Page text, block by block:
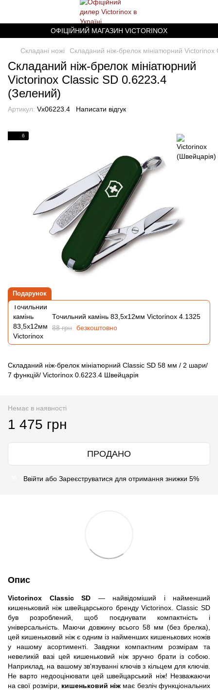
ОФІЦІЙНИЙ МАГАЗИН VICTORINOX
Складані ножі Складаний ніж-брелок мініатюрний
Складаний ніж-брелок мініатюрний
Victorinox Classic SD 0.6223.4
(Зелений)
Артикул: Vx06223.4 Написати відгук
6
Подарунок
Точильний камінь 83,5х12мм Victorinox 4.1325
88 грн безкоштовно
Складаний ніж-брелок мініатюрний Classic SD 58 мм / 2 шари/
7 функцій/ Victorinox 0.6223.4 Швейцарія
Немає в наявності
1 475 грн
ПРОДАНО
Ввійти або Зареєструватися для отримання знижки 5%
Опис
Victorinox Classic SD — найвідоміший і найменший
кишеньковий ніж швейцарського бренду Victorinox. Classic SD
був розроблений, щоб поєднувати компактність і
універсальність. Маючи довжину всього 58 мм (без брелка),
цей кишеньковий ніж є одним із найменших кишенькових ножів
у нашому асортименті. Завдяки компактним розмірам та
невеликій вазі цей кишеньковий ніж зручно брати із собою.
Наприклад, на вашому зв'язуванні ключів з кільцем для ключів.
Не варто недооцінювати цей швейцарський ніж! Незважаючи
на свої розміри, кишеньковий ніж має безліч функціональних